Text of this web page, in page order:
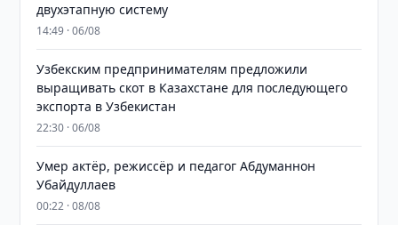
двухэтапную систему
14:49 · 06/08
Узбекским предпринимателям предложили
выращивать скот в Казахстане для последующего
экспорта в Узбекистан
22:30 · 06/08
Умер актёр, режиссёр и педагог Абдуманнон
Убайдуллаев
00:22 · 08/08